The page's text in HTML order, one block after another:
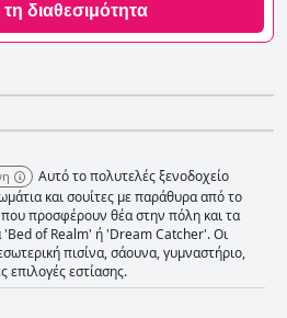
τη διαθεσιμότητα
Αυτό το πολυτελές ξενοδοχείο
και σουίτες με παράθυρα από το
προσφέρουν θέα στην πόλη και τα
'Bed of Realm' ή 'Dream Catcher'. Οι
πισίνα, σάουνα, γυμναστήριο,
επιλογές εστίασης.